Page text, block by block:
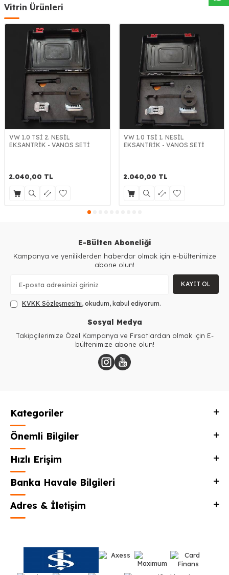
Vitrin Ürünleri
VW 1.0 TSİ 2. NESİL
EKSANTRİK - VANOS SETİ
2.040,00 TL
VW 1.0 TSİ 1. NESİL
EKSANTRİK - VANOS SETİ
2.040,00 TL
E-Bülten Aboneliği
Kampanya ve yeniliklerden haberdar olmak için e-bültenimize
abone olun!
KAYIT OL
KVKK Sözleşmesi'ni, okudum, kabul ediyorum.
Sosyal Medya
Takipçilerimize Özel Kampanya ve Fırsatlardan olmak için E-
bültenimize abone olun!
Kategoriler
Önemli Bilgiler
Hızlı Erişim
Banka Havale Bilgileri
Adres & İletişim